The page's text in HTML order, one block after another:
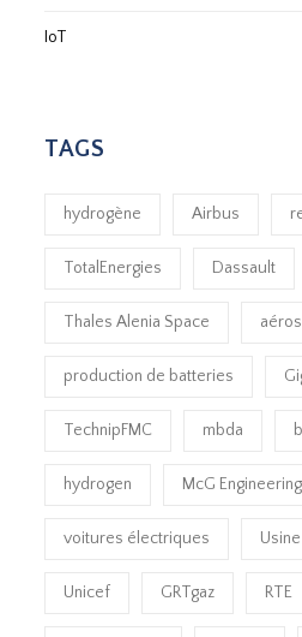
IoT
TAGS
hydrogène Airbus
TotalEnergies Dassault
Thales Alenia Space
production de batteries
TechnipFMC mbda
hydrogen McG Engineering
voitures électriques Usine
Unicef GRTgaz RTE